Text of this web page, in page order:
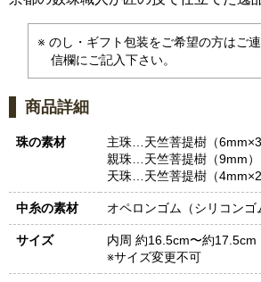
のし・ギフト包装をご希望の方はご
信欄にご記入下さい。
商品詳細
珠の素材
主珠…天竺菩提樹（
親珠…天竺菩提樹（9mm）
天珠…天竺菩提樹（
中糸の素材 オペロンゴム（シリコンゴ
サイズ
内周 約16.5cm〜約17.5cm
※サイズ変更不可